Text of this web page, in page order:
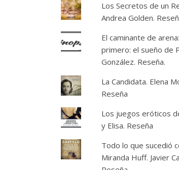
Los Secretos de un
Andrea Golden.
El caminante de
primero: el sueño de
González. Reseña.
La Candidata. Elena
Reseña
Los juegos eróticos
y Elisa. Reseña
Todo lo que sucedió
Miranda Huff. Javier